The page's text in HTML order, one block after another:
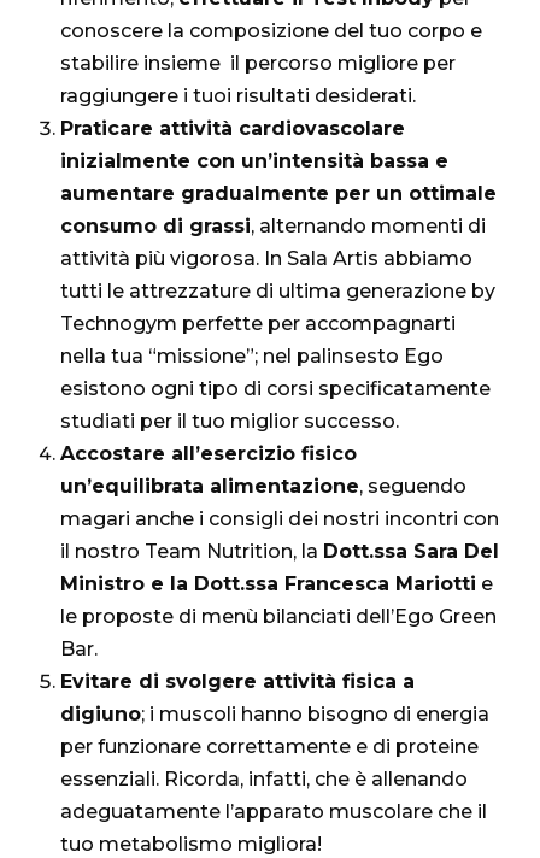
conoscere la composizione del tuo corpo e
stabilire insieme il percorso migliore per
raggiungere i tuoi risultati desiderati.
Praticare attività cardiovascolare
inizialmente con un’intensità bassa e
aumentare gradualmente per un ottimale
consumo di grassi, alternando momenti di
attività più vigorosa. In Sala Artis abbiamo
tutti le attrezzature di ultima generazione by
Technogym perfette per accompagnarti
nella tua “missione”; nel palinsesto Ego
esistono ogni tipo di corsi specificatamente
studiati per il tuo miglior successo.
Accostare all’esercizio fisico
un’equilibrata alimentazione, seguendo
magari anche i consigli dei nostri incontri con
il nostro Team Nutrition, la Dott.ssa Sara Del
Ministro e la Dott.ssa Francesca Mariotti e
le proposte di menù bilanciati dell’Ego Green
Bar.
Evitare di svolgere attività fisica a
digiuno; i muscoli hanno bisogno di energia
per funzionare correttamente e di proteine
essenziali. Ricorda, infatti, che è allenando
adeguatamente l’apparato muscolare che il
tuo metabolismo migliora!